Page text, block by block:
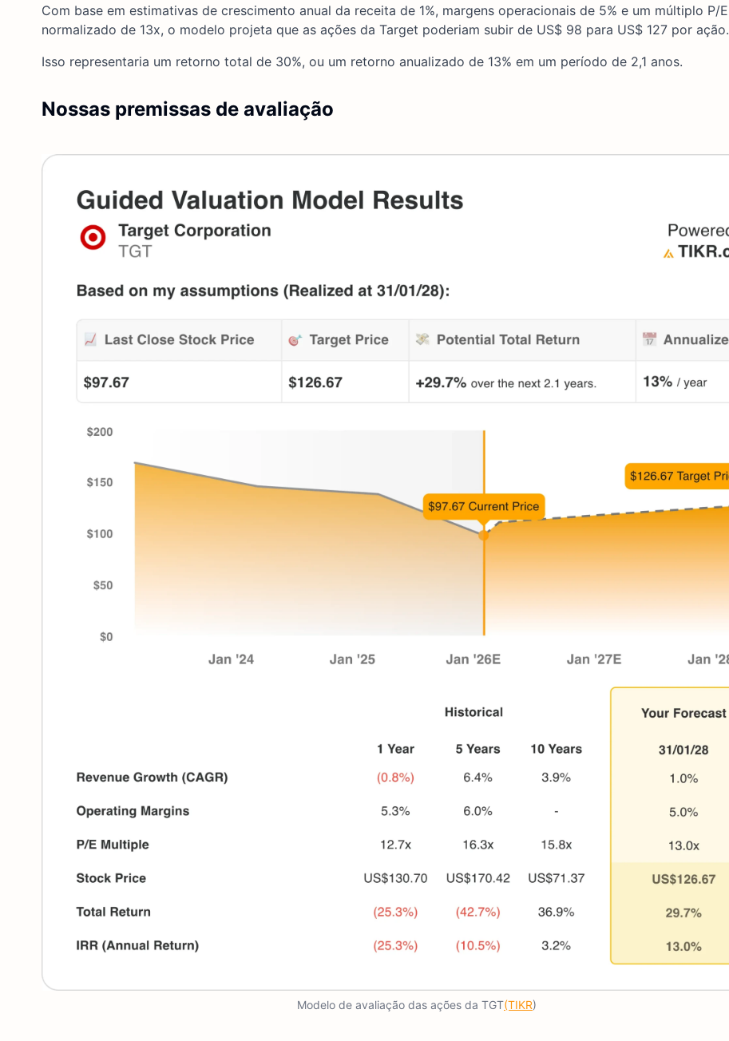
Com base em estimativas de crescimento anual da receita de 1%, margens operacionais de 5% e um múltiplo P/E
normalizado de 13x, o modelo projeta que as ações da Target poderiam subir de US$ 98 para US$ 127 por ação.
Isso representaria um retorno total de 30%, ou um retorno anualizado de 13% em um período de 2,1 anos.
Nossas premissas de avaliação
Modelo de avaliação das ações da TGT(TIKR)